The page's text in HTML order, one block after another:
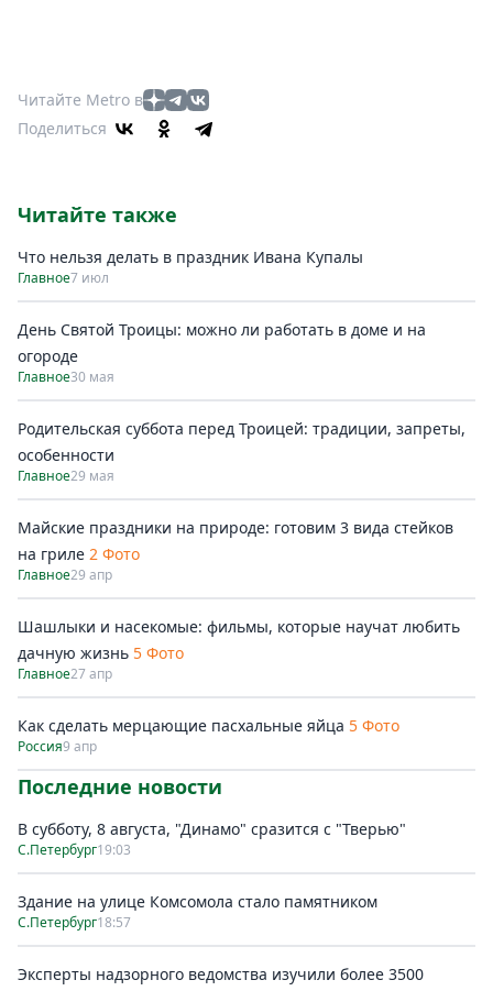
Читайте Metro в
Поделиться
Читайте также
Что нельзя делать в праздник Ивана Купалы
Главное7 июл
День Святой Троицы: можно ли работать в доме и на
огороде
Главное30 мая
Родительская суббота перед Троицей: традиции, запреты,
особенности
Главное29 мая
Майские праздники на природе: готовим 3 вида стейков
на гриле 2 Фото
Главное29 апр
Шашлыки и насекомые: фильмы, которые научат любить
дачную жизнь 5 Фото
Главное27 апр
Как сделать мерцающие пасхальные яйца 5 Фото
Россия9 апр
Последние новости
В субботу, 8 августа, "Динамо" сразится с "Тверью"
С.Петербург19:03
Здание на улице Комсомола стало памятником
С.Петербург18:57
Эксперты надзорного ведомства изучили более 3500